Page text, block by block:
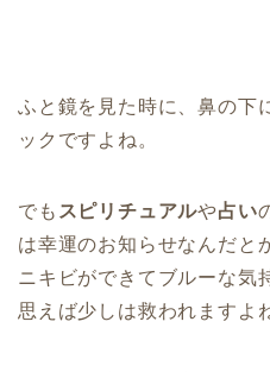
ふと鏡を見た時に、鼻の下
ックですよね。
でも スピリチュアルや占い
は幸運のお知らせなんだと
ニキビができてブルーな気
思えば少しは救われますよ